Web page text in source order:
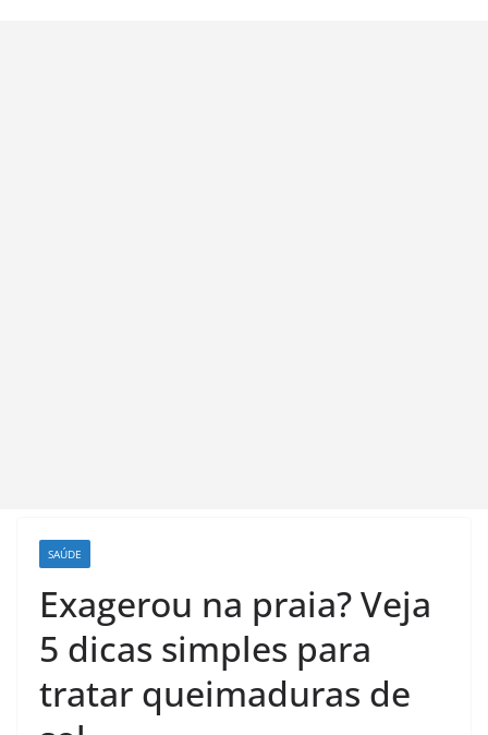
SAÚDE
Exagerou na praia? Veja
5 dicas simples para
tratar queimaduras de